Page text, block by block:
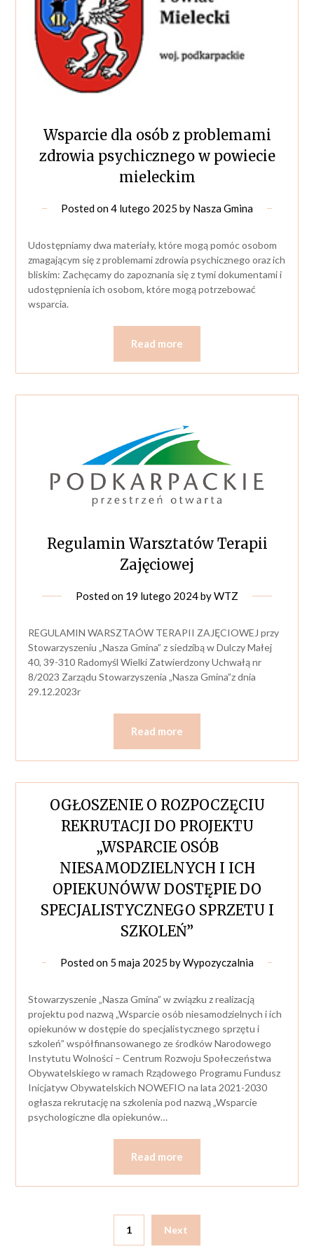
Wsparcie dla osób z problemami
zdrowia psychicznego w powiecie
mieleckim
Posted on4 lutego 2025 by Nasza Gmina
Udostępniamy dwa materiały, które mogą pomóc osobom
zmagającym się z problemami zdrowia psychicznego oraz ich
bliskim: Zachęcamy do zapoznania się z tymi dokumentami i
udostępnienia ich osobom, które mogą potrzebować
wsparcia.
Read more
Regulamin Warsztatów Terapii
Zajęciowej
Posted on 19 lutego 2024byWTZ
REGULAMIN WARSZTAÓW TERAPII ZAJĘCIOWEJ przy
Stowarzyszeniu „Nasza Gmina” z siedzibą w Dulczy Małej
40, 39-310 Radomyśl Wielki Zatwierdzony Uchwałą nr
8/2023 Zarządu Stowarzyszenia „Nasza Gmina”z dnia
29.12.2023r
Read more
OGŁOSZENIE O ROZPOCZĘCIU
REKRUTACJI DO PROJEKTU
„WSPARCIE OSÓB
NIESAMODZIELNYCH I ICH
OPIEKUNÓWW DOSTĘPIE DO
SPECJALISTYCZNEGO SPRZETU I
SZKOLEŃ”
Posted on 5 maja 2025 byWypozyczalnia
Stowarzyszenie „Nasza Gmina” w związku z realizacją
projektu pod nazwą „Wsparcie osób niesamodzielnych i ich
opiekunów w dostępie do specjalistycznego sprzętu i
szkoleń” współfinansowanego ze środków Narodowego
Instytutu Wolności – Centrum Rozwoju Społeczeństwa
Obywatelskiego w ramach Rządowego Programu Fundusz
Inicjatyw Obywatelskich NOWEFIO na lata 2021-2030
ogłasza rekrutację na szkolenia pod nazwą „Wsparcie
psychologiczne dla opiekunów…
Read more
1 Next